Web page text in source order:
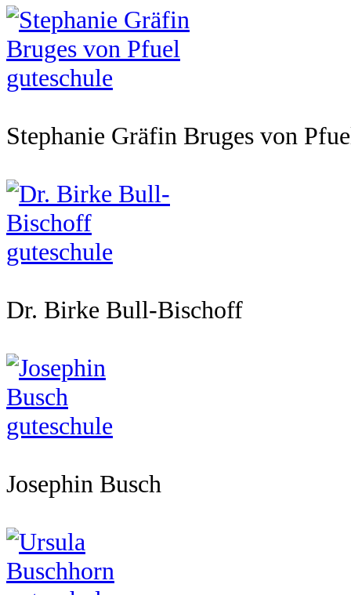
Stephanie Gräfin Bruges von
Dr. Birke Bull-Bischoff
Josephin Busch